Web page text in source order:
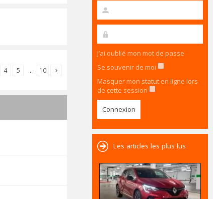
4 5 … 10
J’ai oublié mon mot de passe
Se souvenir de moi
Masquer mon statut en ligne lors
de cette session
Les articles les plus lus